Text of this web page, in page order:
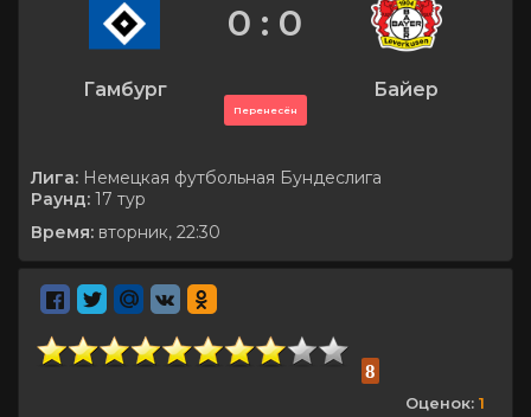
Гамбург
0 : 0
Перенесён
Байер
Лига: Немецкая футбольная Бундеслига
Раунд: 17 тур
Время: вторник, 22:30
8
Оценок: 1